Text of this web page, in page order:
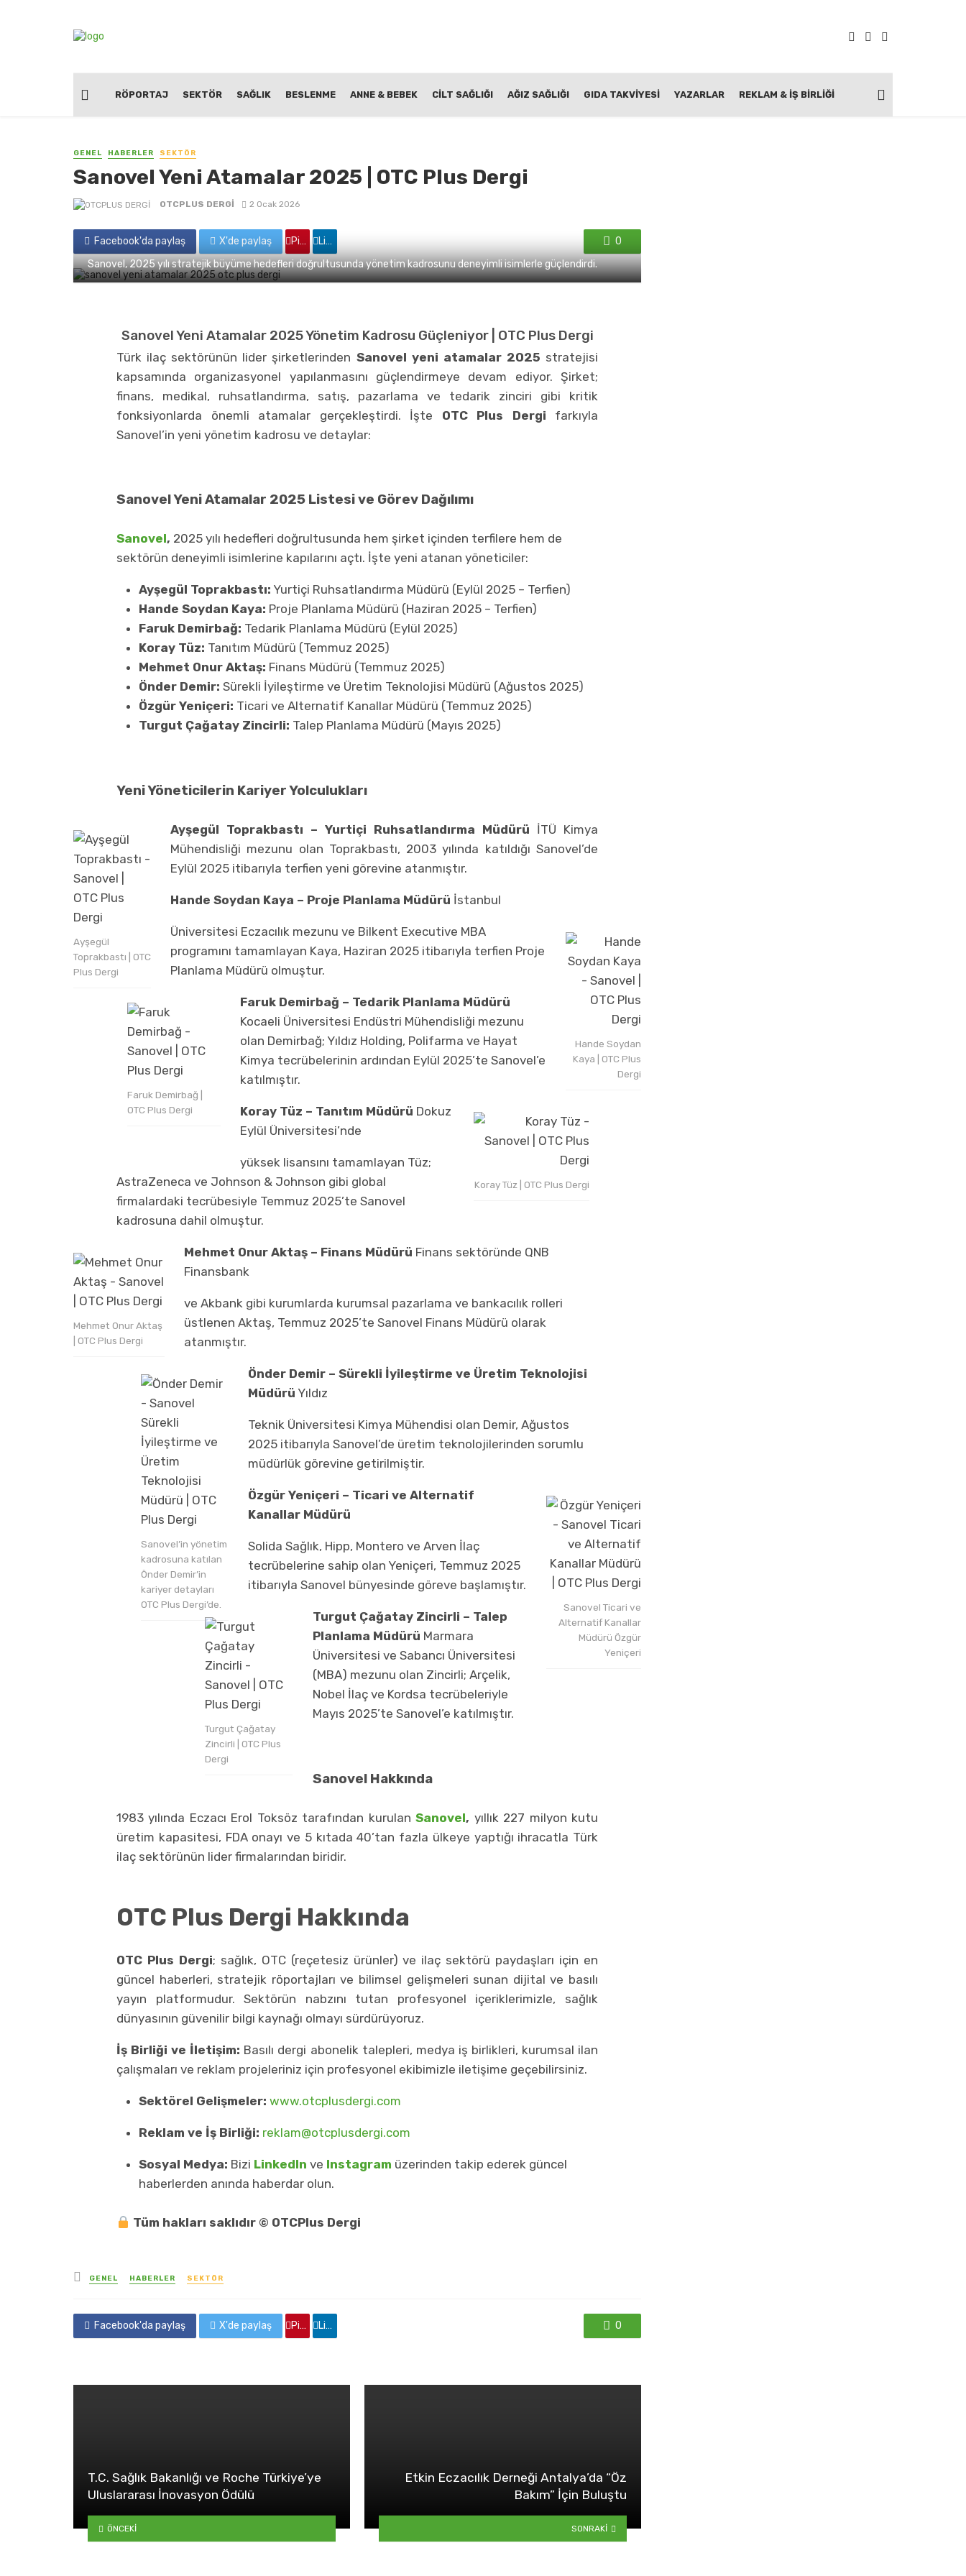
RÖPORTAJ SEKTÖR SAĞLIK BESLENME ANNE & BEBEK CİLT SAĞLIĞI AĞIZ SAĞLIĞI GIDA TAKVİYESİ YAZARLAR REKLAM & İŞ BIRLIĞI
GENEL HABERLER SEKTÖR
Sanovel Yeni Atamalar 2025 | OTC Plus Dergi
OTCPLUS DERGİ 2 Ocak 2026
Facebook'da paylaş X'de paylaş Pinterest'de paylaş Linkedin'de paylaş
0
Sanovel, 2025 yılı stratejik büyüme hedefleri doğrultusunda yönetim kadrosunu deneyimli isimlerle güçlendirdi.
Sanovel Yeni Atamalar 2025 Yönetim Kadrosu Güçleniyor | OTC Plus Dergi
Türk ilaç sektörünün lider şirketlerinden Sanovel yeni atamalar 2025 stratejisi
kapsamında organizasyonel yapılanmasını güçlendirmeye devam ediyor. Şirket;
finans, medikal, ruhsatlandırma, satış, pazarlama ve tedarik zinciri gibi kritik
fonksiyonlarda önemli atamalar gerçekleştirdi. İşte OTC Plus Dergi farkıyla
Sanovel’in yeni yönetim kadrosu ve detaylar:
Sanovel Yeni Atamalar 2025 Listesi ve Görev Dağılımı
Sanovel, 2025 yılı hedefleri doğrultusunda hem şirket içinden terfilere hem de
sektörün deneyimli isimlerine kapılarını açtı. İşte yeni atanan yöneticiler:
Ayşegül Toprakbastı: Yurtiçi Ruhsatlandırma Müdürü (Eylül 2025 – Terfien)
Hande Soydan Kaya: Proje Planlama Müdürü (Haziran 2025 – Terfien)
Faruk Demirbağ: Tedarik Planlama Müdürü (Eylül 2025)
Koray Tüz: Tanıtım Müdürü (Temmuz 2025)
Mehmet Onur Aktaş: Finans Müdürü (Temmuz 2025)
Önder Demir: Sürekli İyileştirme ve Üretim Teknolojisi Müdürü (Ağustos 2025)
Özgür Yeniçeri: Ticari ve Alternatif Kanallar Müdürü (Temmuz 2025)
Turgut Çağatay Zincirli: Talep Planlama Müdürü (Mayıs 2025)
Yeni Yöneticilerin Kariyer Yolculukları
Ayşegül
Toprakbastı | OTC
Plus Dergi
Ayşegül Toprakbastı – Yurtiçi Ruhsatlandırma Müdürü İTÜ Kimya
Mühendisliği mezunu olan Toprakbastı, 2003 yılında katıldığı Sanovel’de
Eylül 2025 itibarıyla terfien yeni görevine atanmıştır.
Hande Soydan Kaya – Proje Planlama Müdürü İstanbul
Hande Soydan
Kaya | OTC Plus
Dergi
Üniversitesi Eczacılık mezunu ve Bilkent Executive MBA
programını tamamlayan Kaya, Haziran 2025 itibarıyla terfien Proje
Planlama Müdürü olmuştur.
Faruk Demirbağ |
OTC Plus Dergi
Faruk Demirbağ – Tedarik Planlama Müdürü
Kocaeli Üniversitesi Endüstri Mühendisliği mezunu
olan Demirbağ; Yıldız Holding, Polifarma ve Hayat
Kimya tecrübelerinin ardından Eylül 2025’te Sanovel’e
katılmıştır.
Koray Tüz | OTC Plus Dergi
Koray Tüz – Tanıtım Müdürü Dokuz
Eylül Üniversitesi’nde
yüksek lisansını tamamlayan Tüz;
AstraZeneca ve Johnson & Johnson gibi global
firmalardaki tecrübesiyle Temmuz 2025’te Sanovel
kadrosuna dahil olmuştur.
Mehmet Onur Aktaş
| OTC Plus Dergi
Mehmet Onur Aktaş – Finans Müdürü Finans sektöründe QNB
Finansbank
ve Akbank gibi kurumlarda kurumsal pazarlama ve bankacılık rolleri
üstlenen Aktaş, Temmuz 2025’te Sanovel Finans Müdürü olarak
atanmıştır.
Sanovel’in yönetim
kadrosuna katılan
Önder Demir’in
kariyer detayları
OTC Plus Dergi’de.
Önder Demir – Sürekli İyileştirme ve Üretim Teknolojisi
Müdürü Yıldız
Teknik Üniversitesi Kimya Mühendisi olan Demir, Ağustos
2025 itibarıyla Sanovel’de üretim teknolojilerinden sorumlu
müdürlük görevine getirilmiştir.
Sanovel Ticari ve
Alternatif Kanallar
Müdürü Özgür
Yeniçeri
Özgür Yeniçeri – Ticari ve Alternatif
Kanallar Müdürü
Solida Sağlık, Hipp, Montero ve Arven İlaç
tecrübelerine sahip olan Yeniçeri, Temmuz 2025
itibarıyla Sanovel bünyesinde göreve başlamıştır.
Turgut Çağatay
Zincirli | OTC Plus
Dergi
Turgut Çağatay Zincirli – Talep
Planlama Müdürü Marmara
Üniversitesi ve Sabancı Üniversitesi
(MBA) mezunu olan Zincirli; Arçelik,
Nobel İlaç ve Kordsa tecrübeleriyle
Mayıs 2025’te Sanovel’e katılmıştır.
Sanovel Hakkında
1983 yılında Eczacı Erol Toksöz tarafından kurulan Sanovel, yıllık 227 milyon kutu
üretim kapasitesi, FDA onayı ve 5 kıtada 40’tan fazla ülkeye yaptığı ihracatla Türk
ilaç sektörünün lider firmalarından biridir.
OTC Plus Dergi Hakkında
OTC Plus Dergi; sağlık, OTC (reçetesiz ürünler) ve ilaç sektörü paydaşları için en
güncel haberleri, stratejik röportajları ve bilimsel gelişmeleri sunan dijital ve basılı
yayın platformudur. Sektörün nabzını tutan profesyonel içeriklerimizle, sağlık
dünyasının güvenilir bilgi kaynağı olmayı sürdürüyoruz.
İş Birliği ve İletişim: Basılı dergi abonelik talepleri, medya iş birlikleri, kurumsal ilan
çalışmaları ve reklam projeleriniz için profesyonel ekibimizle iletişime geçebilirsiniz.
Sektörel Gelişmeler: www.otcplusdergi.com
Reklam ve İş Birliği: reklam@otcplusdergi.com
Sosyal Medya: Bizi LinkedIn ve Instagram üzerinden takip ederek güncel
haberlerden anında haberdar olun.
Tüm hakları saklıdır © OTCPlus Dergi
yayınlanan
GENEL HABERLER SEKTÖR
Facebook'da paylaş X'de paylaş Pinterest'de paylaş Linkedin'de paylaş 0
T.C. Sağlık Bakanlığı ve Roche Türkiye’ye
Uluslararası İnovasyon Ödülü
ÖNCEKI
Etkin Eczacılık Derneği Antalya’da “Öz
Bakım” İçin Buluştu
SONRAKI